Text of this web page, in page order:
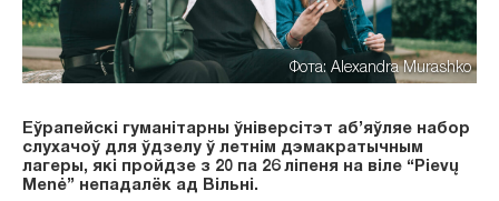
Фота: Alexandra Murashko
Еўрапейскі гуманітарны ўніверсітэт аб’яўляе набор
слухачоў для ўдзелу ў летнім дэмакратычным
лагеры, які пройдзе з 20 па 26 ліпеня на віле “Pievų
Menė” непадалёк ад Вільні.